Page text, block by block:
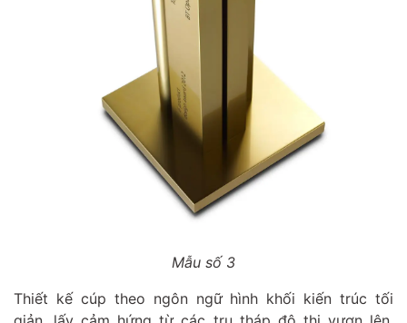
Mẫu số 3
Thiết kế cúp theo ngôn ngữ hình khối kiến trúc tối